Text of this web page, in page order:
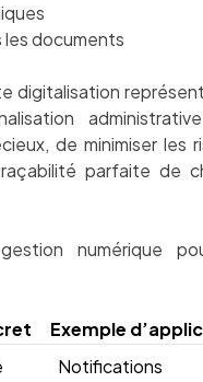
les documents
digitalisation
de minimiser les
parfaite de
numérique
Exemple
Notifications